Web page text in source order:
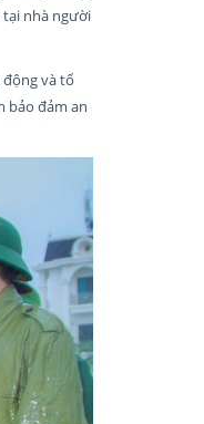
tại nhà người
và tổ
bảo đảm an